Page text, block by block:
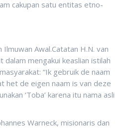
cakupan satu entitas etno-
Awal.Catatan H.N. van
dalam mengakui keaslian istilah
“Ik gebruik de naam
het de eigen naam is van deze
‘Toba’ karena itu nama asli
Warneck, misionaris dan